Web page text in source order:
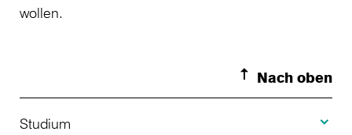
wollen.
Nach oben
Studium